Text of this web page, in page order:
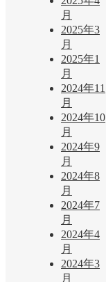
月
2025年3
月
2025年1
月
2024年11
月
2024年10
月
2024年9
月
2024年8
月
2024年7
月
2024年4
月
2024年3
月